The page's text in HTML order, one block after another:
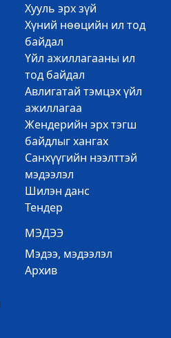
Хууль эрх зүй
Хүний нөөцийн ил тод
байдал
Үйл ажиллагааны ил
тод байдал
Авлигатай тэмцэх үйл
ажиллагаа
Жендерийн эрх тэгш
байдлыг хангах
Санхүүгийн нээлттэй
мэдээлэл
Шилэн данс
Тендер
МЭДЭЭ
Mэдээ, мэдээлэл
Архив